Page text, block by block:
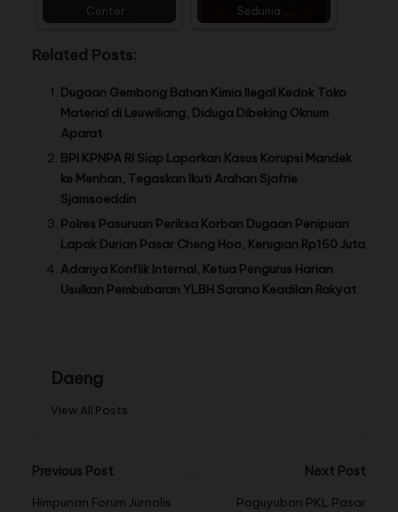
Center…
Sedunia:…
Related Posts:
Dugaan Gembong Bahan Kimia Ilegal Kedok Toko
Material di Leuwiliang, Diduga Dibeking Oknum
Aparat
BPI KPNPA RI Siap Laporkan Kasus Korupsi Mandek
ke Menhan, Tegaskan Ikuti Arahan Sjafrie
Sjamsoeddin
Polres Pasuruan Periksa Korban Dugaan Penipuan
Lapak Durian Pasar Cheng Hoo, Kerugian Rp160 Juta
Adanya Konflik Internal, Ketua Pengurus Harian
Usulkan Pembubaran YLBH Sarana Keadilan Rakyat
Daeng
View All Posts
Previous Post
Himpunan Forum Jurnalis
Next Post
Paguyuban PKL Pasar